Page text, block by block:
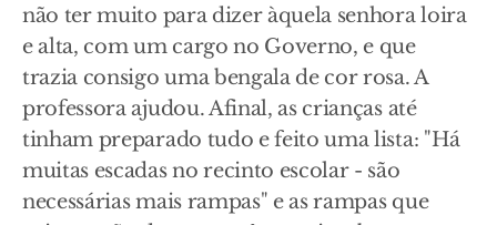
não ter muito para dizer àquela senhora loira
e alta, com um cargo no Governo, e que
trazia consigo uma bengala de cor rosa. A
professora ajudou. Afinal, as crianças até
tinham preparado tudo e feito uma lista: "Há
muitas escadas no recinto escolar - são
necessárias mais rampas" e as rampas que